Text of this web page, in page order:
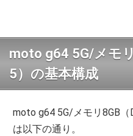
moto g64 5G/メモ
5）の基本構成
moto g64 5G/メモリ8GB
は以下の通り。